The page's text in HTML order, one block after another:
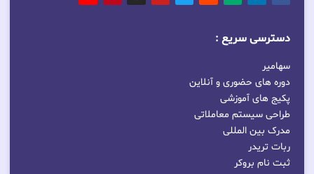
دسترسی سریع :
سهامیر
دوره های حضوری و آنلاین
پکیج های آموزشی
طراحی سیستم معاملاتی
مدرک بین المللی
ربات تریدر
ثبت نام بروکر